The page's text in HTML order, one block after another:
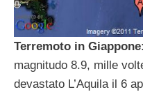
Terremoto in Giappone
magnitudo 8.9, mille
devastato L’Aquila il 6